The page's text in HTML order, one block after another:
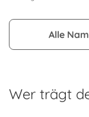
Alle
Wer trägt